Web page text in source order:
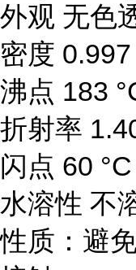
外观 无色
密度 0.997
沸点 183
折射率
闪点 60 °C
水溶性 不
性质：避